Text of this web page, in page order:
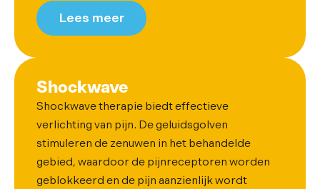
Lees meer
Shockwave
Shockwave therapie biedt effectieve
verlichting van pijn. De geluidsgolven
stimuleren de zenuwen in het behandelde
gebied, waardoor de pijnreceptoren worden
geblokkeerd en de pijn aanzienlijk wordt